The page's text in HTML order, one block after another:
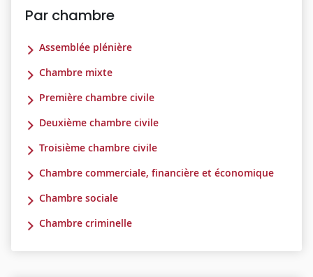
Par chambre
Assemblée plénière
Chambre mixte
Première chambre civile
Deuxième chambre civile
Troisième chambre civile
Chambre commerciale, financière et économique
Chambre sociale
Chambre criminelle